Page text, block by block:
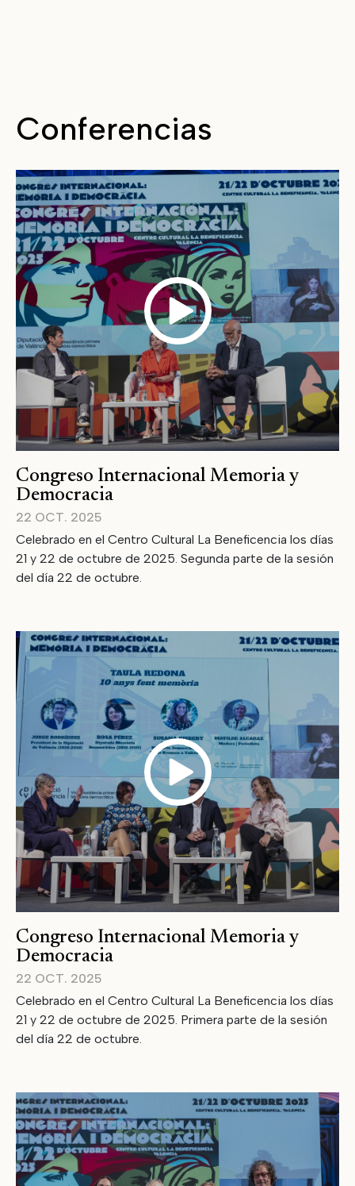
Conferencias
Congreso Internacional Memoria y
Democracia
22 OCT. 2025
Celebrado en el Centro Cultural La Beneficencia los días
21 y 22 de octubre de 2025. Segunda parte de la sesión
del día 22 de octubre.
Congreso Internacional Memoria y
Democracia
22 OCT. 2025
Celebrado en el Centro Cultural La Beneficencia los días
21 y 22 de octubre de 2025. Primera parte de la sesión
del día 22 de octubre.